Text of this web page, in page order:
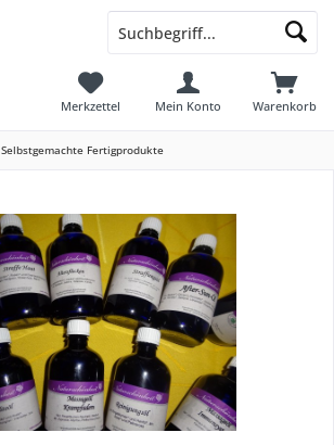
Warenkorb
Merkzettel Mein Konto
Selbstgemachte Fertigprodukte